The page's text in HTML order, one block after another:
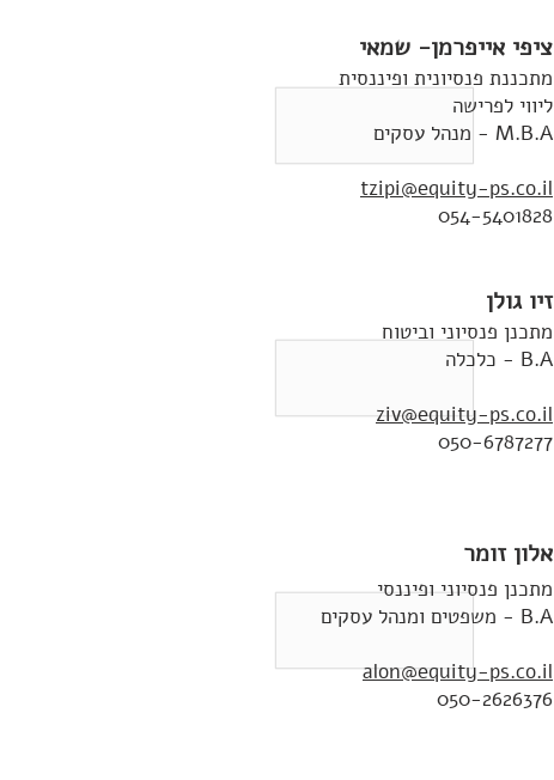
ציפי אייפרמן- שמאי
מתכננת פנסיונית ופיננסית
ליווי לפרישה
M.B.A - מנהל עסקים
tzipi@equity-ps.co.il
054-5401828
זיו גולן
מתכנן פנסיוני וביטוח
B.A - כלכלה
ziv@equity-ps.co.il
050-6787277
מתכנן פנסיוני ופיננסי
B.A - משפטים ומנהל עסקים
alon@equity-ps.co.il
050-2626376
אלון זומר